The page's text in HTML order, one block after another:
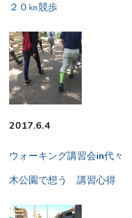
２０㎞競歩
2017.6.4
ウォーキング講習会in代々
木公園で想う 講習心得